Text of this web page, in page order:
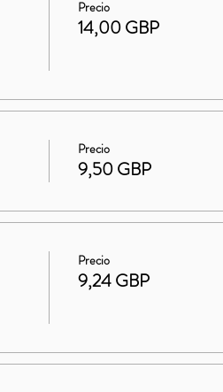
Precio
14,00 GBP
Precio
9,50 GBP
Precio
9,24 GBP